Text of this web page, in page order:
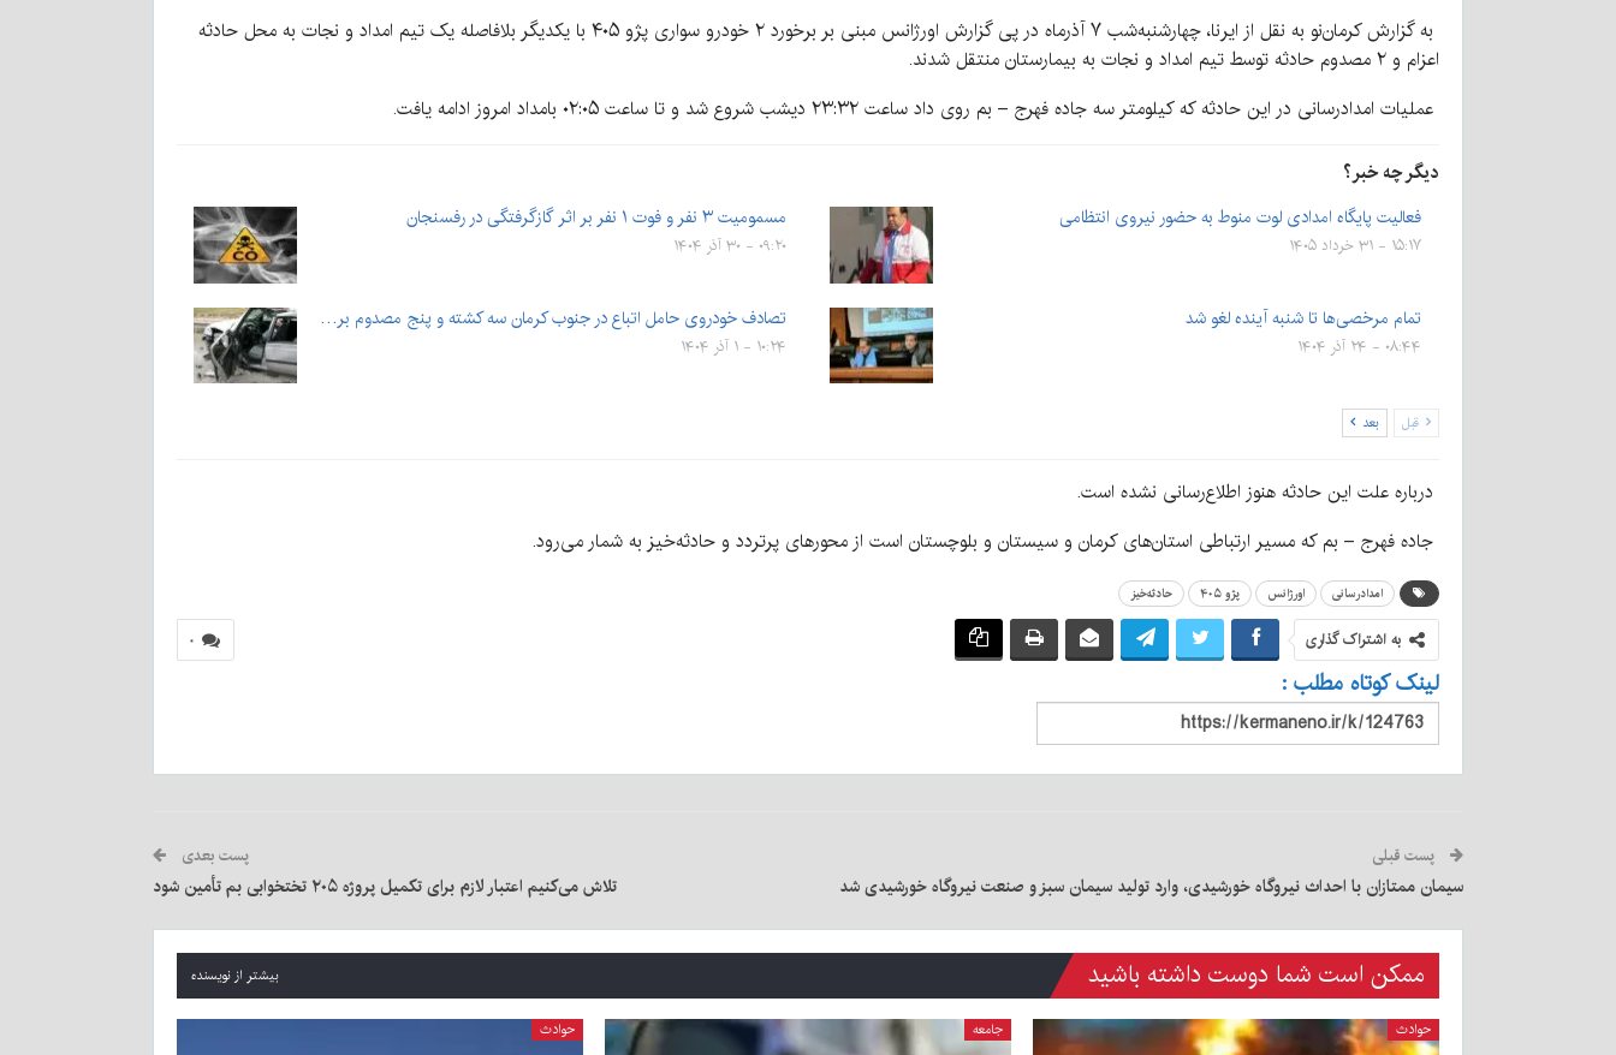
به گزارش کرمان‌نو به نقل از ایرنا، چهارشنبه‌شب ۷ آذر‌‌‌ماه در پی گزارش اورژانس مبنی بر برخورد ۲ خودرو سواری پژو ۴۰۵ با یکدیگر بلافاصله یک تیم امداد و نجات به محل حادثه
اعزام و ۲ مصدوم حادثه توسط تیم امداد و نجات به بیمارستان منتقل شدند.
عملیات امدادرسانی در این حادثه که کیلومتر سه جاده فهرج – بم روی داد ساعت ۲۳:۳۲ دیشب شروع شد و تا ساعت ۰۲:۰۵ بامداد امروز ادامه یافت.
دیگر چه خبر؟
فعالیت پایگاه امدادی لوت منوط به حضور نیروی انتظامی
۱۵:۱۷ - ۳۱ خرداد ۱۴۰۵
مسمومیت ۳ نفر و فوت ۱ نفر بر اثر گازگرفتگی در رفسنجان
۰۹:۲۰ - ۳۰ آذر ۱۴۰۴
تمام مرخصی‌ها تا شنبه آینده لغو شد
۰۸:۴۴ - ۲۴ آذر ۱۴۰۴
تصادف خودروی حامل اتباع در جنوب کرمان سه کشته و پنج مصدوم بر…
۱۰:۲۴ - ۱ آذر ۱۴۰۴
قبل بعد
درباره علت این حادثه هنوز اطلاع‌رسانی نشده است.
جاده فهرج – بم که مسیر ارتباطی استان‌های کرمان و سیستان و بلوچستان است از محورهای پرتردد و حادثه‌خیز به شمار می‌رود.
امدادرسانی اورژانس پژو ۴۰۵ حادثه‌خیز
۰ به اشتراک گذاری
لینک کوتاه مطلب :
پست قبلی
سیمان ممتازان با احداث نیروگاه خورشیدی، وارد تولید سیمان سبز و صنعت نیروگاه خورشیدی شد
پست بعدی
تلاش می‌کنیم اعتبار لازم برای تکمیل پروژه ۲۰۵ تختخوابی بم تأمین شود
ممکن است شما دوست داشته باشید بیشتر از نویسنده
حوادث جامعه حوادث